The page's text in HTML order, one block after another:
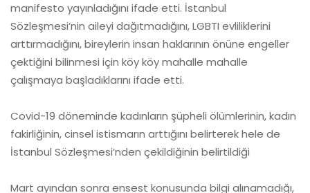
manifesto yayınladığını ifade etti. İstanbul
Sözleşmesi’nin aileyi dağıtmadığını, LGBTI evliliklerini
arttırmadığını, bireylerin insan haklarının önüne engeller
çektiğini bilinmesi için köy köy mahalle mahalle
çalışmaya başladıklarını ifade etti.
Covid-19 döneminde kadınların şüpheli ölümlerinin, kadın
fakirliğinin, cinsel istismarın arttığını belirterek hele de
İstanbul Sözleşmesi’nden çekildiğinin belirtildiği
Mart ayından sonra ensest konusunda bilgi alınamadığı,